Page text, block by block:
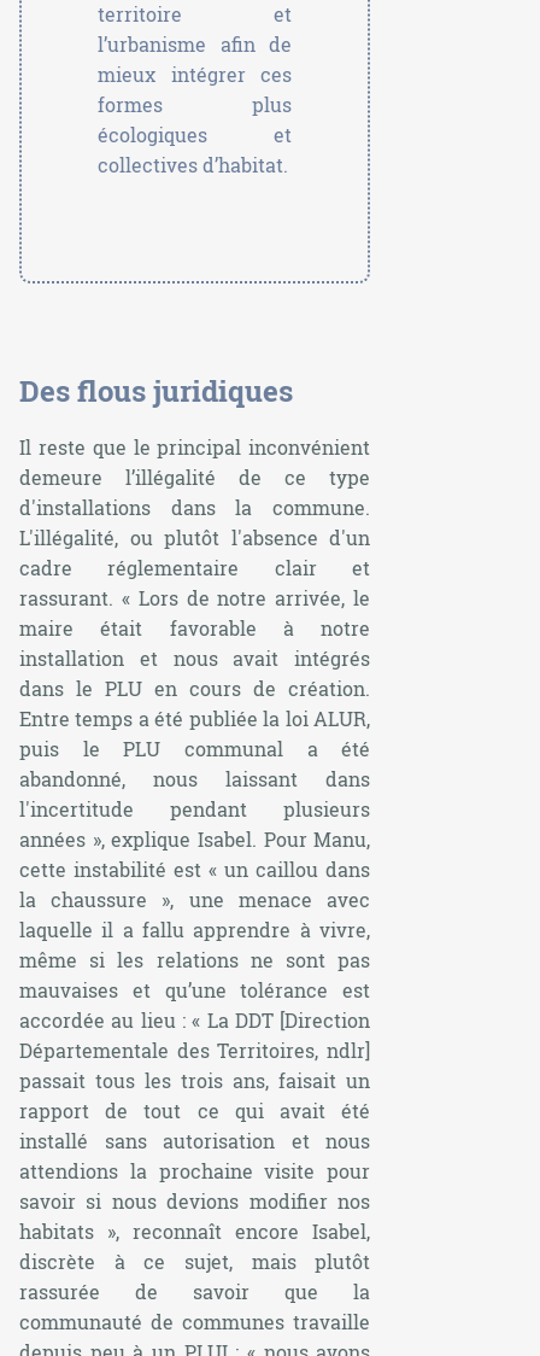
territoire et
l’urbanisme afin de
mieux intégrer ces
formes plus
écologiques et
collectives d’habitat.
Des flous juridiques
Il reste que le principal inconvénient
demeure l’illégalité de ce type
d'installations dans la commune.
L'illégalité, ou plutôt l'absence d'un
cadre réglementaire clair et
rassurant. « Lors de notre arrivée, le
maire était favorable à notre
installation et nous avait intégrés
dans le PLU en cours de création.
Entre temps a été publiée la loi ALUR,
puis le PLU communal a été
abandonné, nous laissant dans
l'incertitude pendant plusieurs
années », explique Isabel. Pour Manu,
cette instabilité est « un caillou dans
la chaussure », une menace avec
laquelle il a fallu apprendre à vivre,
même si les relations ne sont pas
mauvaises et qu’une tolérance est
accordée au lieu : « La DDT [Direction
Départementale des Territoires, ndlr]
passait tous les trois ans, faisait un
rapport de tout ce qui avait été
installé sans autorisation et nous
attendions la prochaine visite pour
savoir si nous devions modifier nos
habitats », reconnaît encore Isabel,
discrète à ce sujet, mais plutôt
rassurée de savoir que la
communauté de communes travaille